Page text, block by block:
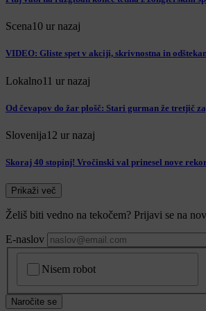
Scena10 ur nazaj
VIDEO: Gliste spet v akciji, skrivnostna in
Lokalno11 ur nazaj
Od čevapov do žar plošč: Stari gurman že tretjič
Slovenija12 ur nazaj
Skoraj 40 stopinj! Vročinski val prinesel nove
Prikaži več
Želiš biti vedno na tekočem? Prijavi se na
E-naslov
Nisem robot
Naročite se